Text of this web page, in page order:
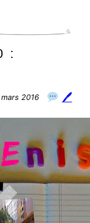
:
mars 2016 🖊